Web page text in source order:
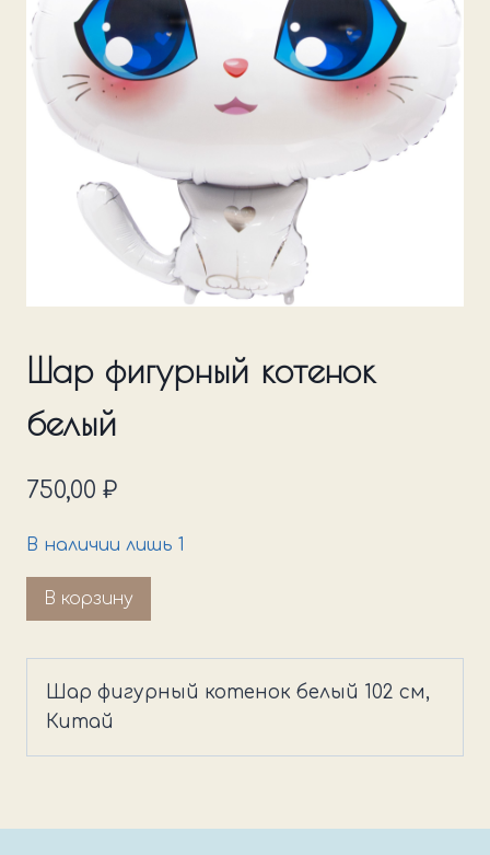
Шар фигурный котенок
белый
750,00 ₽
В наличии лишь 1
Количество
товара
фигурный
котенок
В корзину
Шар фигурный котенок белый 102 см,
Китай